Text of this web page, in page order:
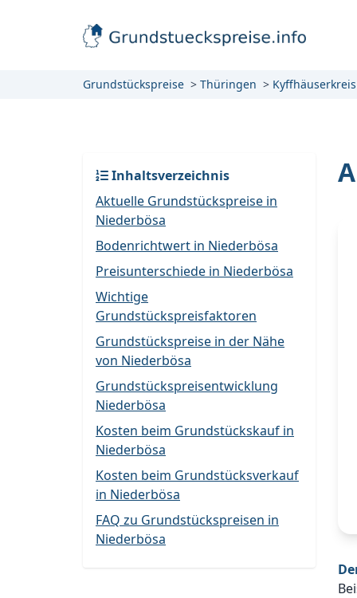
Grundstückspreise Thüringen Kyffhäuserkreis
Inhaltsverzeichnis
Aktuelle Grundstückspreise in
Niederbösa
Bodenrichtwert in Niederbösa
Preisunterschiede in Niederbösa
Wichtige
Grundstückspreisfaktoren
Grundstückspreise in der Nähe
von Niederbösa
Grundstückspreisentwicklung
Niederbösa
Kosten beim Grundstückskauf in
Niederbösa
Kosten beim Grundstücksverkauf
in Niederbösa
FAQ zu Grundstückspreisen in
Niederbösa